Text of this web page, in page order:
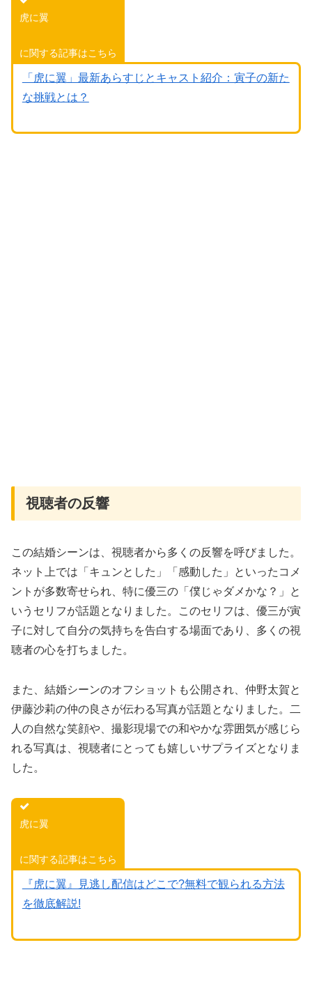
虎に翼
に関する記事はこちら
「虎に翼」最新あらすじとキャスト紹介：寅子の新た
な挑戦とは？
視聴者の反響
この結婚シーンは、視聴者から多くの反響を呼びました。
ネット上では「キュンとした」「感動した」といったコメ
ントが多数寄せられ、特に優三の「僕じゃダメかな？」と
いうセリフが話題となりました。このセリフは、優三が寅
子に対して自分の気持ちを告白する場面であり、多くの視
聴者の心を打ちました。
また、結婚シーンのオフショットも公開され、仲野太賀と
伊藤沙莉の仲の良さが伝わる写真が話題となりました。二
人の自然な笑顔や、撮影現場での和やかな雰囲気が感じら
れる写真は、視聴者にとっても嬉しいサプライズとなりま
した。
虎に翼
に関する記事はこちら
『虎に翼』見逃し配信はどこで?無料で観られる方法
を徹底解説!